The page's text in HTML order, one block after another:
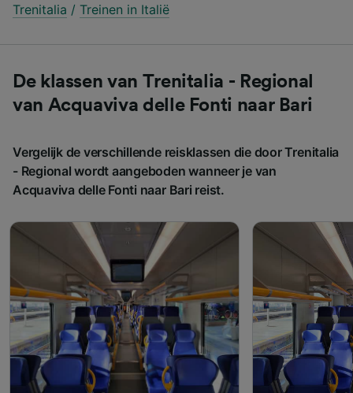
Trenitalia / Treinen in Italië
De klassen van Trenitalia - Regional
van Acquaviva delle Fonti naar Bari
Vergelijk de verschillende reisklassen die door Trenitalia
- Regional wordt aangeboden wanneer je van
Acquaviva delle Fonti naar Bari reist.